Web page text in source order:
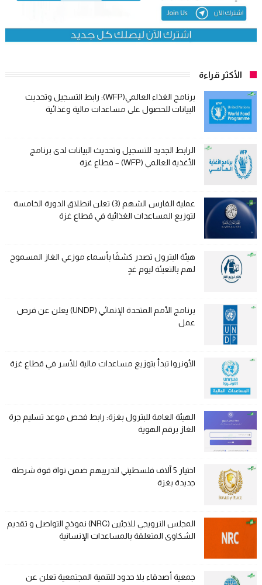
الأكثر قراءة
برنامج الغذاء العالمي(WFP): رابط التسجيل وتحديث
البيانات للحصول على مساعدات مالية وغذائية
الرابط الجديد للتسجيل وتحديث البيانات لدى برنامج
الأغذية العالمي (WFP) – قطاع غزة
عملية الفارس الشهم (3) تعلن انطلاق الدورة الخامسة
لتوزيع المساعدات الغذائية في قطاع غزة
هيئة البترول تصدر كشفًا بأسماء موزعي الغاز المسموح
لهم بالتعبئة ليوم غدٍ
برنامج الأمم المتحدة الإنمائي (UNDP) يعلن عن فرص
عمل
الأونروا تبدأ بتوزيع مساعدات مالية للأسر في قطاع غزة
الهيئة العامة للبترول بغزة: رابط فحص موعد تسليم جرة
الغاز برقم الهوية
اختيار 5 آلاف فلسطيني لتدريبهم ضمن نواة قوة شرطة
جديدة بغزة
المجلس النرويجي للاجئين (NRC) نموذج التواصل و تقديم
الشكاوى المتعلقة بالمساعدات الإنسانية
جمعية أصدقاء بلا حدود للتنمية المجتمعية تعلن عن